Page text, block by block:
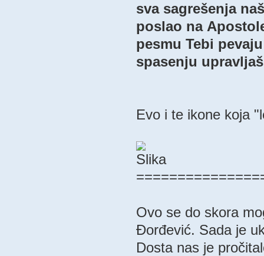
svа sаgrešenjа
poslаo nа
pesmu Tebi
spаsenju
Evo i te ikone koja
Ovo se do skora
Đorđević. Sada je
Dosta nas je